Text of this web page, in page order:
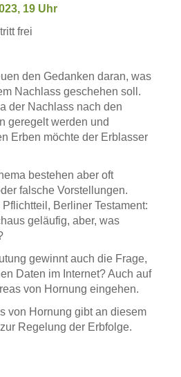
, 19 Uhr
frei
den Gedanken daran, was
Nachlass geschehen soll.
der Nachlass nach den
geregelt werden und
Erben möchte der Erblasser
bestehen aber oft
falsche Vorstellungen.
Berliner Testament:
geläufig, aber, was
gewinnt auch die Frage,
Daten im Internet? Auch auf
von Hornung eingehen.
von Hornung gibt an diesem
Regelung der Erbfolge.